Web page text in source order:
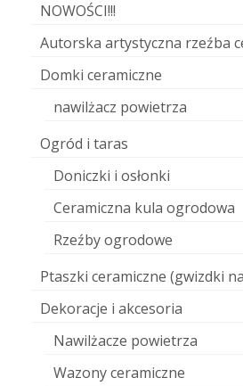
NOWOŚCI!!!
Autorska artystyczna rzeźba
Domki ceramiczne
nawilżacz powietrza
Ogród i taras
Doniczki i osłonki
Ceramiczna kula ogrodowa
Rzeźby ogrodowe
Ptaszki ceramiczne (gwizdki
Dekoracje i akcesoria
Nawilżacze powietrza
Wazony ceramiczne